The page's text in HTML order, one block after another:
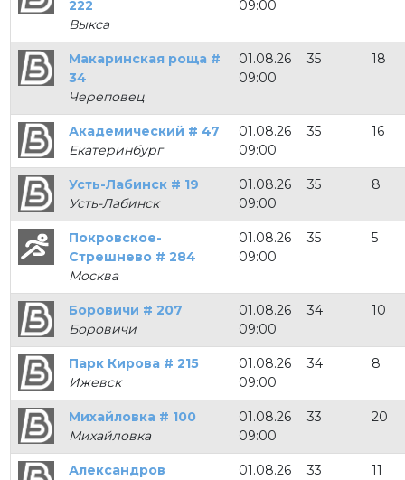
222
Выкса
09:00
Макаринская роща #
34
Череповец
01.08.26
09:00
35 18
Академический # 47
Екатеринбург
01.08.26
09:00
35 16
Усть-Лабинск # 19
Усть-Лабинск
01.08.26
09:00
35 8
Покровское-
Стрешнево # 284
Москва
01.08.26
09:00
35 5
Боровичи # 207
Боровичи
01.08.26
09:00
34 10
Парк Кирова # 215
Ижевск
01.08.26
09:00
34 8
Михайловка # 100
Михайловка
01.08.26
09:00
33 20
Александров
01.08.26
33 11